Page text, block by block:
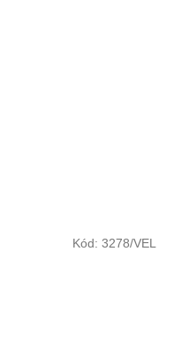
Kód: 3278/VEL